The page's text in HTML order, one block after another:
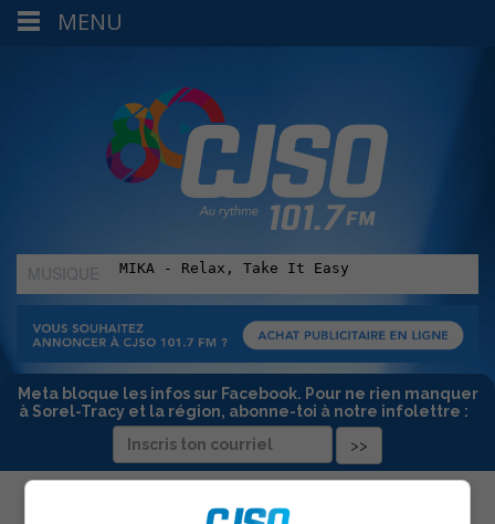
MUSIQUE
:
Meta bloque les infos sur Facebook. Pour ne rien manquer
à Sorel-Tracy et la région, abonne-toi à notre infolettre :
MENU